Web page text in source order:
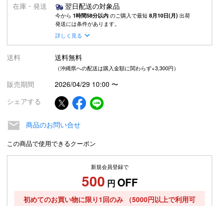
在庫・発送 翌日配送の対象品
今から 1時間58分以内のご購入で最短8月10日(月)出荷
発送には条件があります。
詳しく見る
送料 送料無料
（沖縄県への配送は購入金額に関わらず+3,300円）
販売期間 2026/04/29 10:00 〜
シェアする
商品のお問い合せ
この商品で使用できるクーポン
新規会員登録で
500 円 OFF
初めてのお買い物に限り1回のみ
（5000円以上で利用可